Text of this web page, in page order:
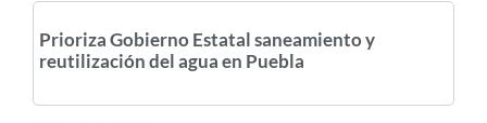
Prioriza Gobierno Estatal saneamiento y
reutilización del agua en Puebla